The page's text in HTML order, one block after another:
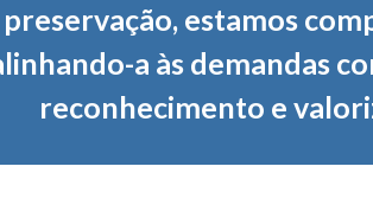
preservação, estamos
a às demandas
reconhecimento e